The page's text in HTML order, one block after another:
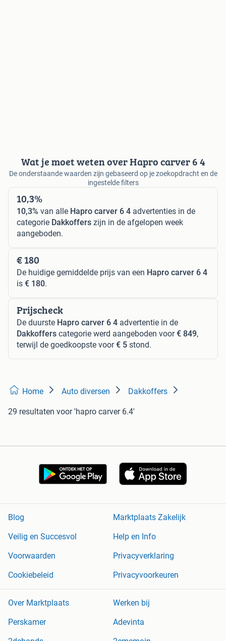
Wat je moet weten over Hapro carver 6 4
De onderstaande waarden zijn gebaseerd op je zoekopdracht en de
ingestelde filters
10,3%
10,3% van alle Hapro carver 6 4 advertenties in de
categorie Dakkoffers zijn in de afgelopen week
aangeboden.
€ 180
De huidige gemiddelde prijs van een Hapro carver 6 4
is € 180.
Prijscheck
De duurste Hapro carver 6 4 advertentie in de
Dakkoffers categorie werd aangeboden voor€ 849,
terwijl de goedkoopste voor€ 5 stond.
Home Auto diversen Dakkoffers
29 resultaten voor 'hapro carver 6.4'
Blog
Marktplaats Zakelijk
Veilig en Succesvol
Help en Info
Voorwaarden
Privacyverklaring
Cookiebeleid
Privacyvoorkeuren
Over Marktplaats
Werken bij
Perskamer
Adevinta